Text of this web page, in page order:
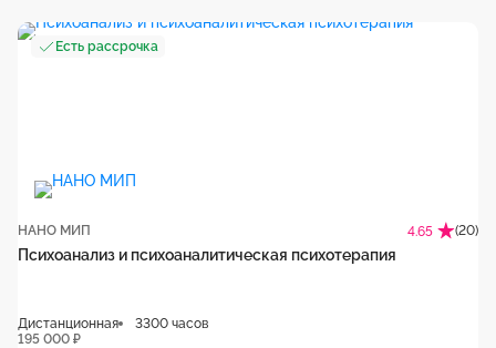
Есть рассрочка
НАНО МИП 4.65 (20)
Психоанализ и психоаналитическая психотерапия
Дистанционная
3300 часов
195 000 ₽